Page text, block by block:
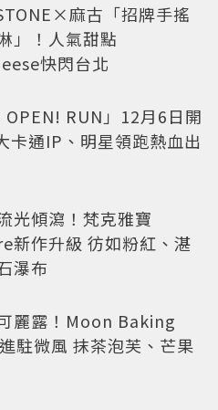
麻古「招牌手搖
」！人氣甜點
快閃台北
OPEN! RUN」12月6日開
卡通IP、明星領跑熱血出
光傾瀉！梵克雅寶
新作升級 彷如粉紅、湛
瀑布
麗露！Moon Baking
駐微風 抹茶泡芙、芒果